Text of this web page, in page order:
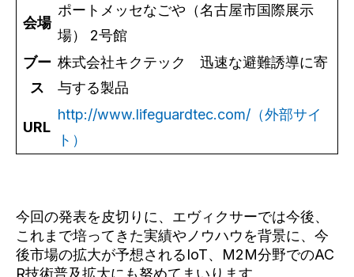
会場
ポートメッセなごや（名古屋市国際展示
場） 2号館
ブー
ス
株式会社キクテック 迅速な避難誘導に寄
与する製品
URL
http://www.lifeguardtec.com/（外部サイ
ト）
今回の発表を皮切りに、エヴィクサーでは今後、
これまで培ってきた実績やノウハウを背景に、今
後市場の拡大が予想されるIoT、M2M分野でのAC
R技術普及拡大にも努めてまいります。